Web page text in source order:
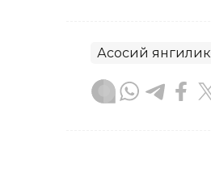
Асосий янгилик